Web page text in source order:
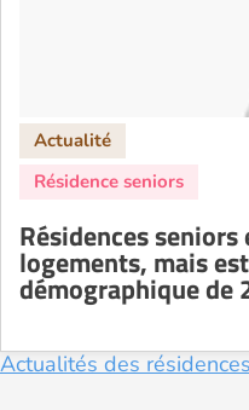
Résidence senior
Résidence senior
Résidence senior
Résidence senior
Résidence senior
Recherche par ville
Résidences
logements, mais
démographique de
Actualités des